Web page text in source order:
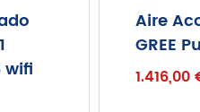
wifi
Aire
GREE
1.416,00